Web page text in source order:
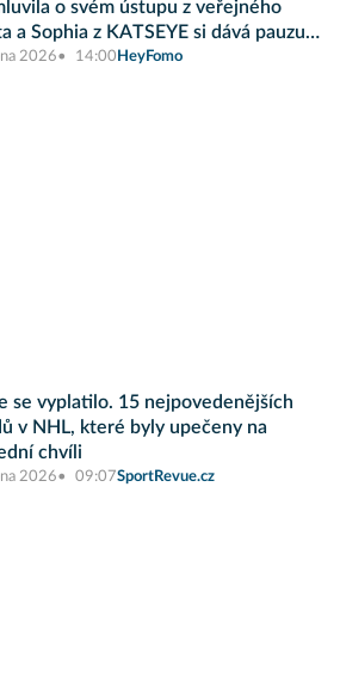
o svém ústupu z veřejného
a Sophia z KATSEYE si dává pauzu
2026 14:00 HeyFomo
se vyplatilo. 15 nejpovedenějších
v NHL, které byly upečeny na
chvíli
2026 09:07SportRevue.cz